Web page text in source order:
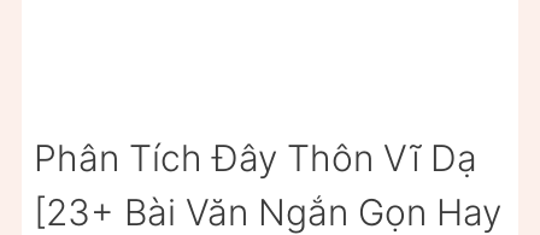
Phân Tích Đây Thôn Vĩ Dạ
[23+ Bài Văn Ngắn Gọn Hay